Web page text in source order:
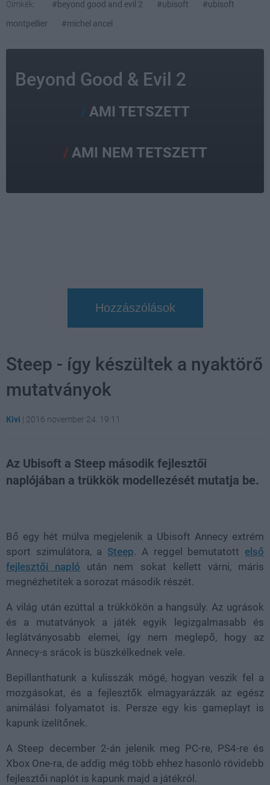
Címkék: #beyond good and evil 2 #ubisoft
#ubisoft
montpellier
#michel ancel
Beyond Good & Evil 2
AMI TETSZETT
AMI NEM TETSZETT
Hozzászólások
Steep - így készültek a nyaktörő
mutatványok
Kivi | 2016 november 24. 19:11
Az Ubisoft a Steep második fejlesztői
naplójában a trükkök modellezését mutatja be.
Bő egy hét múlva megjelenik a Ubisoft Annecy extrém
sport szimulátora, a Steep. A reggel bemutatott első
fejlesztői napló után nem sokat kellett várni, máris
megnézhetitek a sorozat második részét.
A világ után ezúttal a trükkökön a hangsúly. Az ugrások
és a mutatványok a játék egyik legizgalmasabb és
leglátványosabb elemei, így nem meglepő, hogy az
Annecy-s srácok is büszkélkednek vele.
Bepillanthatunk a kulisszák mögé, hogyan veszik fel a
mozgásokat, és a fejlesztők elmagyarázzák az egész
animálási folyamatot is. Persze egy kis gameplayt is
kapunk ízelítőnek.
A Steep december 2-án jelenik meg PC-re, PS4-re és
Xbox One-ra, de addig még több ehhez hasonló rövidebb
fejlesztői naplót is kapunk majd a játékról.